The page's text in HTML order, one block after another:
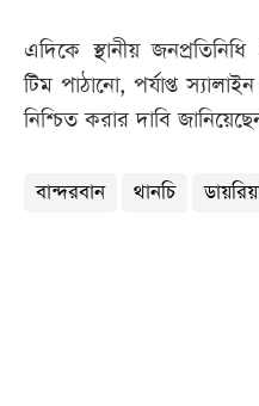
এদিকে স্থানীয়
টিম পাঠানো, পর্যাপ্ত
নিশ্চিত করার দাবি
বান্দরবান থানচি